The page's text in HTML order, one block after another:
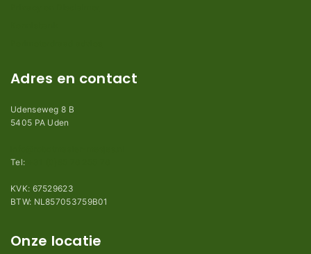
Adres en contact
Udenseweg 8 B
5405 PA Uden
Tel:
KVK: 67529623
BTW: NL857053759B01
Onze locatie